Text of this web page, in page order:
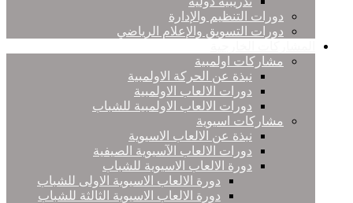
دورات التنظيم والإدارة
دورات التسويق والإعلام الرياضي
مشاركات اولمبية
نبذة عن الحركة الاولمبية
دورات الالعاب الاولمبية
دورات الالعاب الاولمبية للشباب
مشاركات اسيوية
نبذة عن الالعاب الاسيوية
دورات الالعاب الآسيوية الصيفية
دورة الالعاب الاسيوية للشباب
دورة الالعاب الاسيوية الاولى للشباب
دورة الالعاب الاسيوية الثالثة للشباب